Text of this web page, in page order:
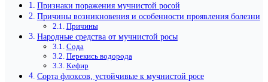
Признаки поражения мучнистой росой
Причины возникновения и особенности проявления болезни
Причины
Народные средства от мучнистой росы
Сода
Перекись водорода
Кефир
Сорта флоксов, устойчивые к мучнистой росе